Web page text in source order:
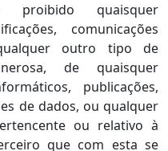
proibido quaisquer
comunicações
outro tipo de
de quaisquer
publicações,
de dados, ou qualquer
ou relativo à
que com esta se